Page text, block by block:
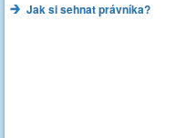
Jak si sehnat právníka?